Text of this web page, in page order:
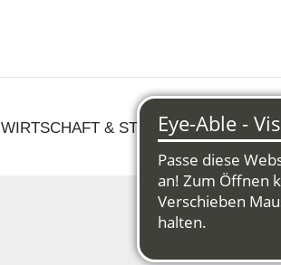
WIRTSCHAFT & STRUKTURWANDEL